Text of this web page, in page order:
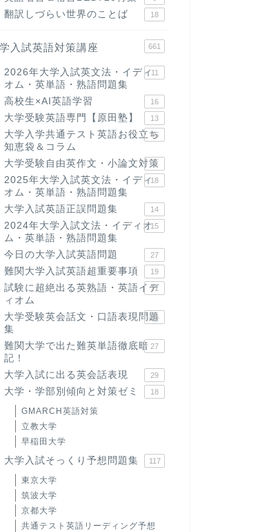
翻訳しづらい世界のことば 18
入試英語対策講座 661
2026年大学入試英文法・イディ
オム・英単語・熟語問題集
11
高校生×AI英語学習 16
大学受験英語専門【原田塾】 13
大学入学共通テスト英語お役立ち
知恵袋＆コラム
45
大学受験自由英作文・小論文対策
8
2025年大学入試英文法・イディ
オム・英単語・熟語問題集
18
大学入試英語正誤問題集 14
2024年大学入試文法・イディオ
ム・英単語・熟語問題集
15
今日の大学入試英語問題 27
難関大学入試英語超重要事項 19
試験に超絶出る英熟語・英語イデ
ィオム
71
大学受験英会話文・口語表現問題
集
35
難関大学で出た難英単語徹底暗
記！
27
大学入試に出る英会話表現 29
大学・学部別傾向と対策ゼミ 18
GMARCH英語対策
立教大学
早稲田大学
大学入試そっくり予想問題集 117
東京大学
筑波大学
京都大学
共通テスト英語リーディング予想